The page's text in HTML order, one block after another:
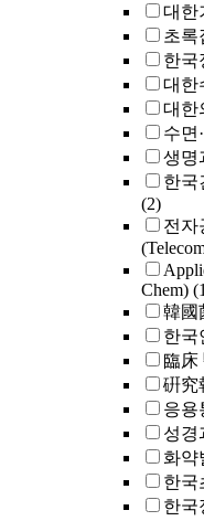
대한
초록
한국
대한
대한
수면
생명
한국
(2)
전자
Chem)
韓國
한국
臨床
硏究
응용
성경
화약
한국
한국